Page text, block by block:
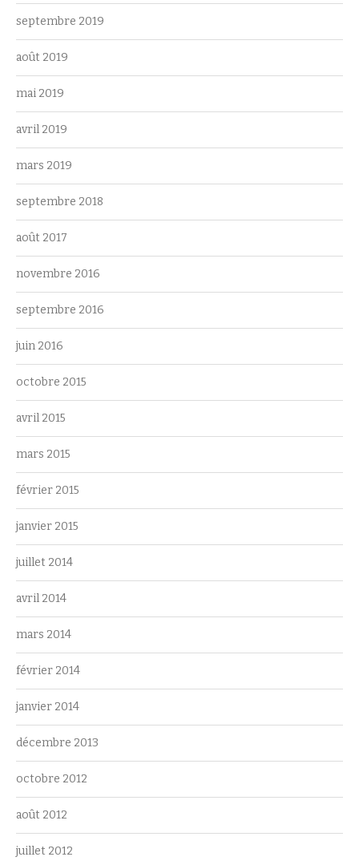
septembre 2019
août 2019
mai 2019
avril 2019
mars 2019
septembre 2018
août 2017
novembre 2016
septembre 2016
juin 2016
octobre 2015
avril 2015
mars 2015
février 2015
janvier 2015
juillet 2014
avril 2014
mars 2014
février 2014
janvier 2014
décembre 2013
octobre 2012
août 2012
juillet 2012